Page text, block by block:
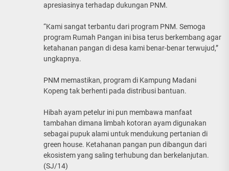
apresiasinya terhadap dukungan PNM.
“Kami sangat terbantu dari program PNM. Semoga
program Rumah Pangan ini bisa terus berkembang agar
ketahanan pangan di desa kami benar-benar terwujud,”
ungkapnya.
PNM memastikan, program di Kampung Madani
Kopeng tak berhenti pada distribusi bantuan.
Hibah ayam petelur ini pun membawa manfaat
tambahan dimana limbah kotoran ayam digunakan
sebagai pupuk alami untuk mendukung pertanian di
green house. Ketahanan pangan pun dibangun dari
ekosistem yang saling terhubung dan berkelanjutan.
(SJ/14)